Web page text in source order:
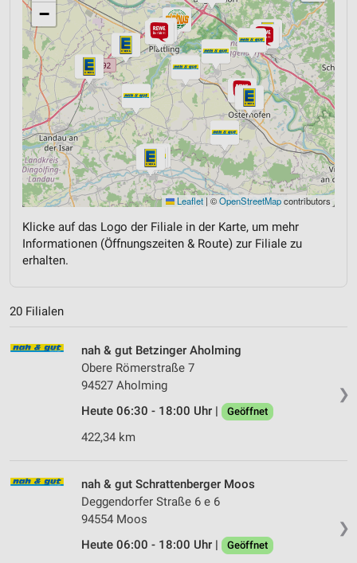
−
Leaflet | ©OpenStreetMapcontributors
Klicke auf das Logo der Filiale in der Karte, um mehr
Informationen (Öffnungszeiten & Route) zur Filiale zu
erhalten.
20 Filialen
❯
nah & gut Betzinger Aholming
Obere Römerstraße 7
94527 Aholming
Heute 06:30 - 18:00 Uhr |
Geöffnet
422,34 km
❯
nah & gut Schrattenberger Moos
Deggendorfer Straße 6 e 6
94554 Moos
Heute 06:00 - 18:00 Uhr |
Geöffnet